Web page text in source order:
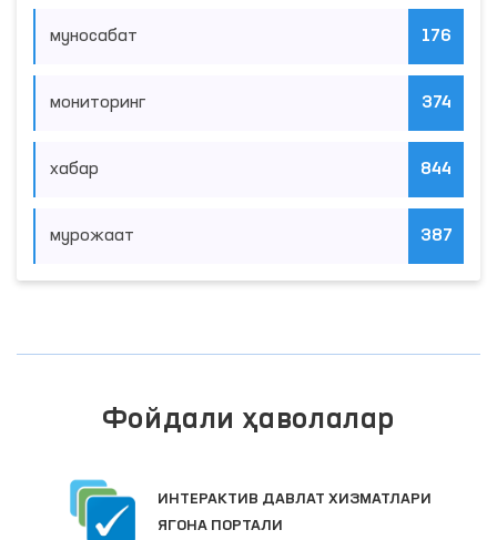
муносабат 176
мониторинг 374
хабар 844
мурожаат 387
Фойдали ҳаволалар
ИНТЕРАКТИВ ДАВЛАТ ХИЗМАТЛАРИ
ЯГОНА ПОРТАЛИ